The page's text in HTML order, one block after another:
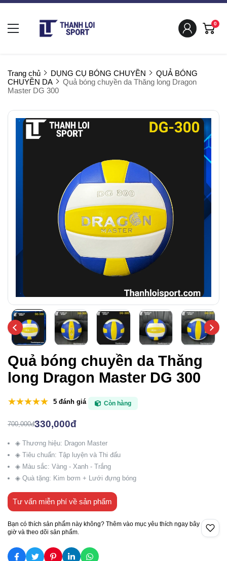
0
Trang chủ DỤNG CỤ BÓNG CHUYỀN
QUẢ BÓNG
CHUYỀN DA
Quả bóng chuyền da Thăng long Dragon
Master DG 300
Quả bóng chuyền da Thăng
long Dragon Master DG 300
5 đánh giá Còn hàng
700,000đ330,000đ
◈ Thương hiệu: Dragon Master
◈ Tiêu chuẩn: Tập luyện và Thi đấu
◈ Màu sắc: Vàng - Xanh - Trắng
◈ Quà tặng: Kim bơm + Lưới đựng bóng
Tư vấn miễn phí về sản phẩm
Bạn có thích sản phẩm này không? Thêm vào mục yêu thích ngay bây
giờ và theo dõi sản phẩm.